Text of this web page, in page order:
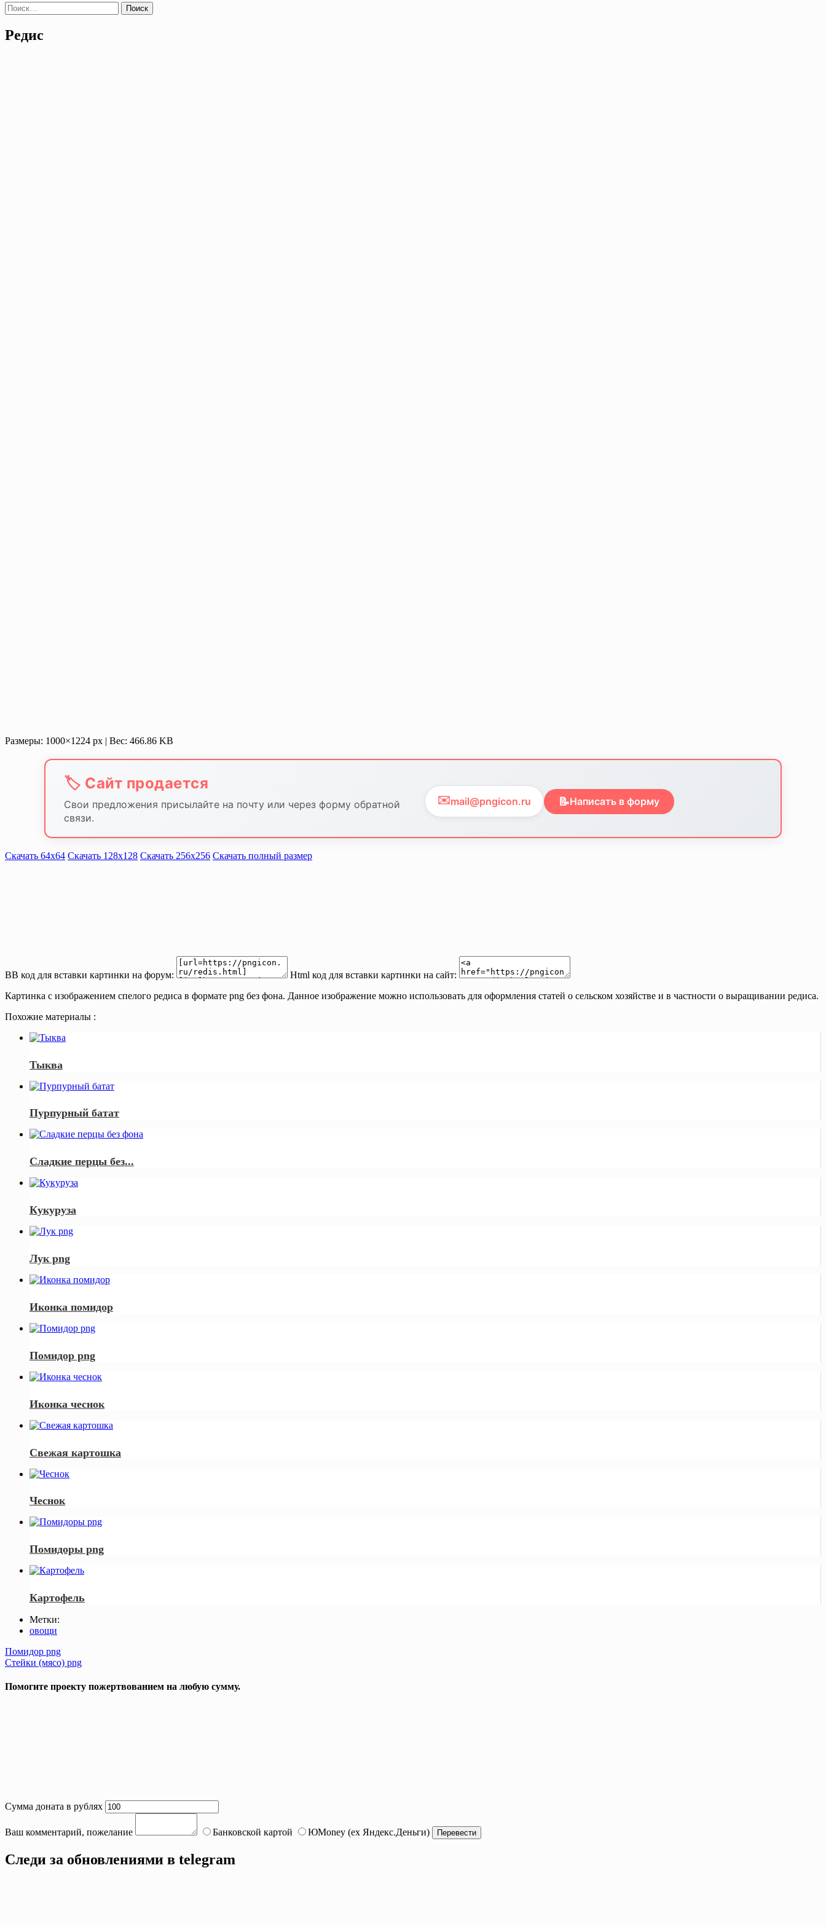
Найти:
Редис
Размеры: 1000×1224 px | Вес: 466.86 KB
🏷️ Сайт продается
Свои предложения присылайте на почту или через форму обратной
связи.
✉️mail@pngicon.ru 📝Написать в форму
Скачать 64х64 Скачать 128х128 Скачать 256х256 Скачать полный размер
BB код для вставки картинки на форум:
Html код для вставки картинки на сайт:
Картинка с изображением спелого редиса в формате png без фона. Данное изображение можно использовать для оформления статей о сельском хозяйстве и в частности о выращивании редиса.
Похожие материалы :
Тыква
Пурпурный батат
Сладкие перцы без...
Кукуруза
Лук png
Иконка помидор
Помидор png
Иконка чеснок
Свежая картошка
Чеснок
Помидоры png
Картофель
Метки:
овощи
Post
navigation
Помидор png
Стейки (мясо) png
Помогите проекту пожертвованием на любую сумму.
Сумма доната в рублях
Ваш комментарий, пожелание Банковской картой ЮMoney (ex Яндекс.Деньги)
Следи за обновлениями в telegram